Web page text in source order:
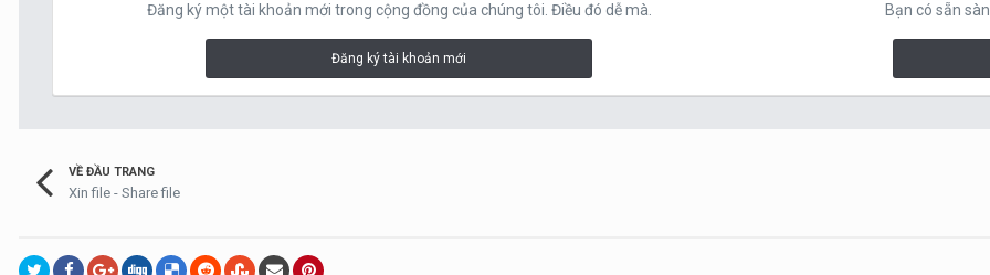
Đăng ký một tài khoản mới trong cộng đồng của chúng tôi. Điều đó dễ mà.
Đăng ký tài khoản mới
Bạn có sẵn
VỀ ĐẦU TRANG
Xin file - Share file